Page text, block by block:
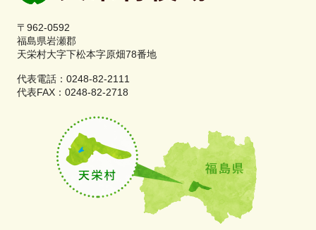
〒962-0592
福島県岩瀬郡
天栄村大字下松本字原畑78番地
代表電話：0248-82-2111
代表FAX：0248-82-2718